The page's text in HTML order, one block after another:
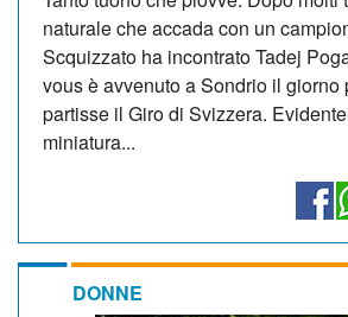
naturale che accada con un
Scquizzato ha incontrato Tadej
vous è avvenuto a Sondrio il giorno
partisse il Giro di Svizzera.
miniatura...
DONNE